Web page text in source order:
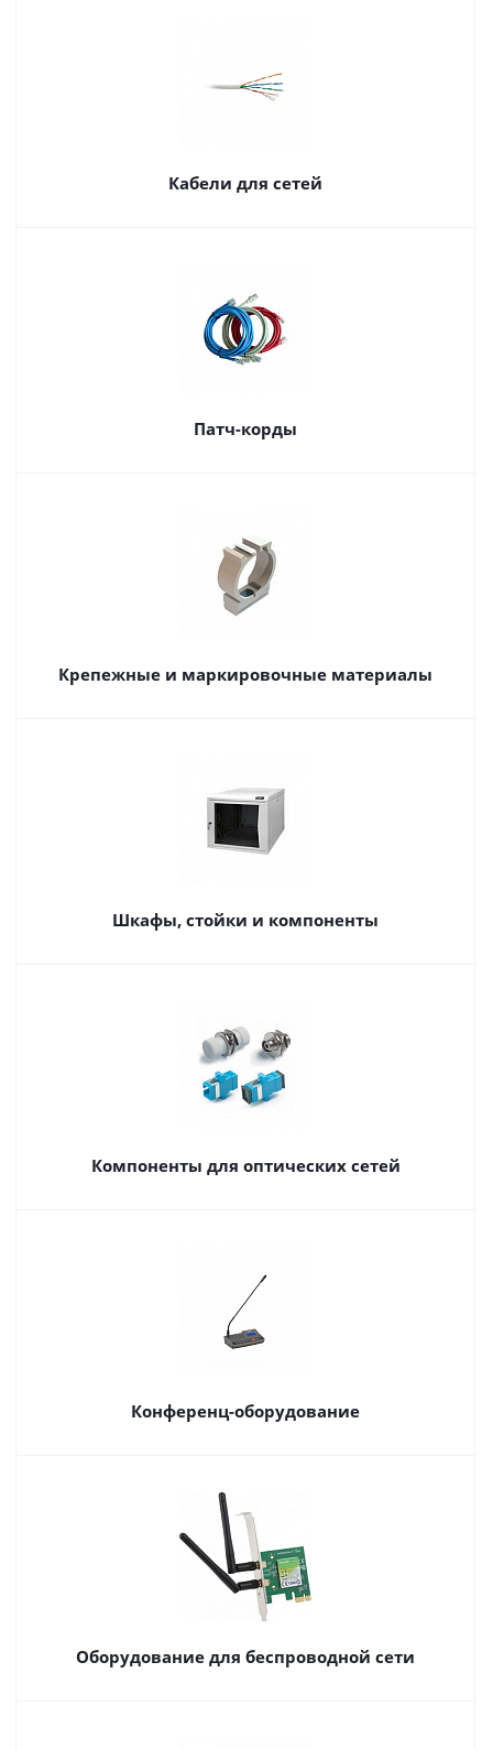
Кабели для сетей
Патч-корды
Крепежные и маркировочные материалы
Шкафы, стойки и компоненты
Компоненты для оптических сетей
Конференц-оборудование
Оборудование для беспроводной сети